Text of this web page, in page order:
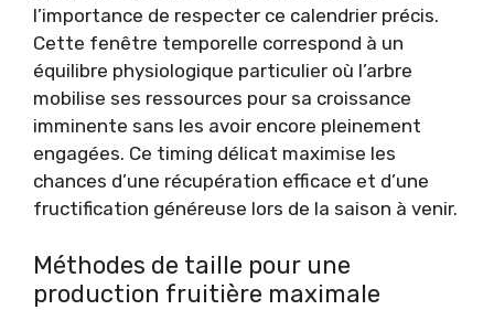
l’importance de respecter ce calendrier précis.
Cette fenêtre temporelle correspond à un
équilibre physiologique particulier où l’arbre
mobilise ses ressources pour sa croissance
imminente sans les avoir encore pleinement
engagées. Ce timing délicat maximise les
chances d’une récupération efficace et d’une
fructification généreuse lors de la saison à venir.
Méthodes de taille pour une
production fruitière maximale